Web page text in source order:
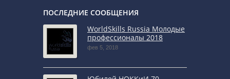
ПОСЛЕДНИЕ СООБЩЕНИЯ
WorldSkills Russia Молодые
профессионалы 2018
фев 5, 2018